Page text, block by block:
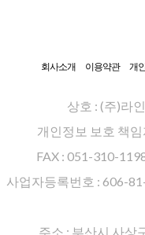
회사소개 이용약관 개
상호 : (주)라
개인정보 보호 책임
FAX : 051-310-
사업자등록번호 : 606-
주소 : 부산시 사상